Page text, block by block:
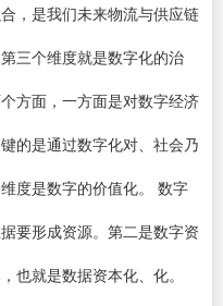
，是我们未来物流与供应链
三个维度就是数字化的治
方面，一方面是对数字经济
的是通过数字化对、社会乃
度是数字的价值化。 数字
要形成资源。第二是数字资
也就是数据资本化、化。